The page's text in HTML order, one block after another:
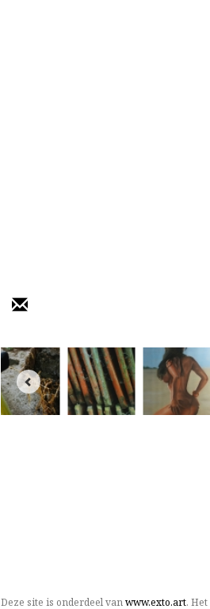
Deze site is onderdeel vanwww.exto.art.